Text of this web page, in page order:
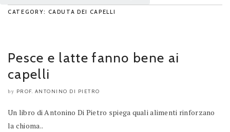
CATEGORY: CADUTA DEI CAPELLI
Pesce e latte fanno bene ai
capelli
by PROF. ANTONINO DI PIETRO
Un libro di Antonino Di Pietro spiega quali alimenti rinforzano
la chioma..